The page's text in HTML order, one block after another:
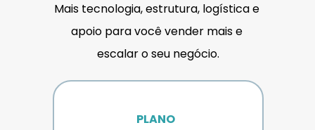
Mais tecnologia, estrutura, logística e
apoio para você vender mais e
escalar o seu negócio.
PLANO